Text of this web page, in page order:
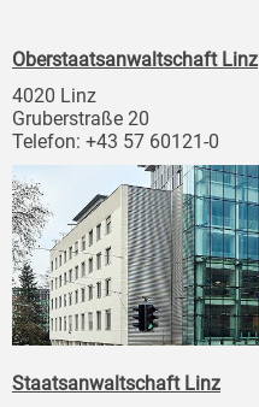
Oberstaatsanwaltschaft Linz
4020 Linz
Gruberstraße 20
Telefon: +43 57 60121-0
Staatsanwaltschaft Linz